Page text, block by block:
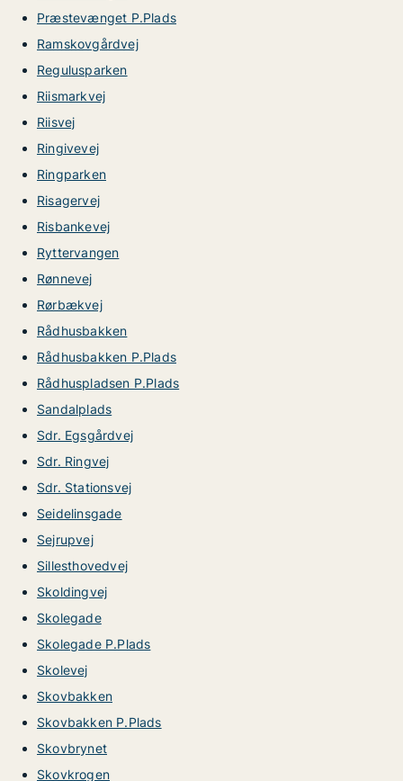
Præstevænget P.Plads
Ramskovgårdvej
Regulusparken
Riismarkvej
Riisvej
Ringivevej
Ringparken
Risagervej
Risbankevej
Ryttervangen
Rønnevej
Rørbækvej
Rådhusbakken
Rådhusbakken P.Plads
Rådhuspladsen P.Plads
Sandalplads
Sdr. Egsgårdvej
Sdr. Ringvej
Sdr. Stationsvej
Seidelinsgade
Sejrupvej
Sillesthovedvej
Skoldingvej
Skolegade
Skolegade P.Plads
Skolevej
Skovbakken
Skovbakken P.Plads
Skovbrynet
Skovkrogen